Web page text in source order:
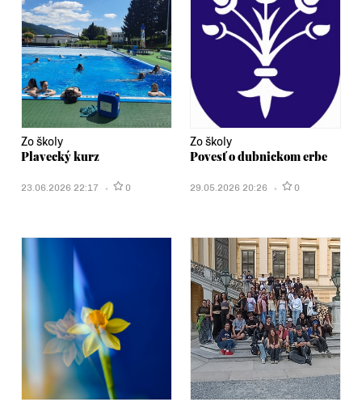
Zo školy
Plavecký kurz
23.06.2026 22:17 0
Zo školy
Povesť o dubnickom erbe
29.05.2026 20:26 0